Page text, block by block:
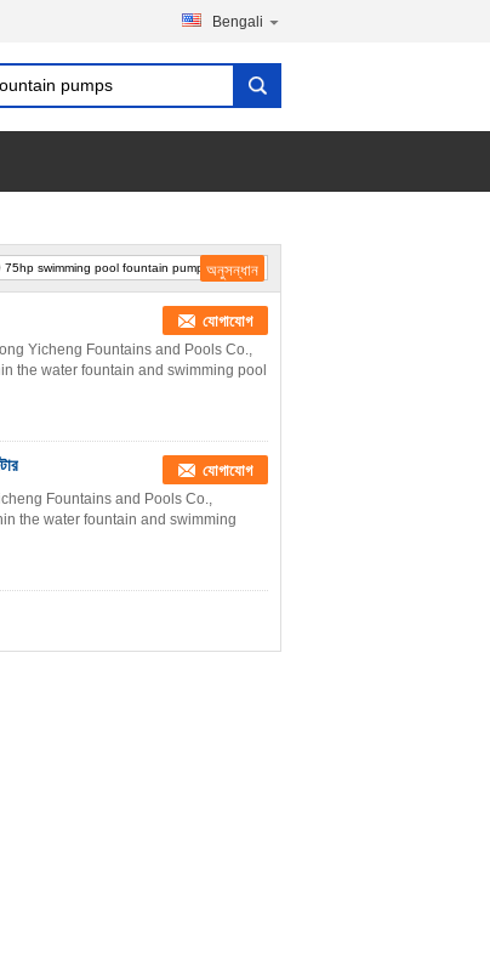
Bengali
যোগাযোগ
Yicheng Fountains and Pools Co.,
the water fountain and swimming pool
যোগাযোগ
Fountains and Pools Co.,
the water fountain and swimming